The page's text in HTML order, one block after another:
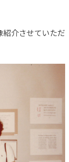
介させていただ